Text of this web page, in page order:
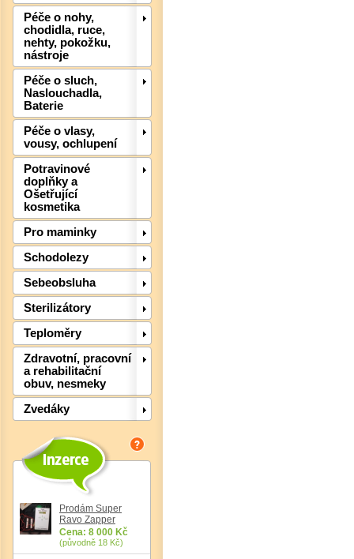
Péče o nohy,
chodidla, ruce,
nehty, pokožku,
nástroje
Péče o sluch,
Naslouchadla,
Baterie
Péče o vlasy,
vousy, ochlupení
Potravinové
doplňky a
Ošetřující
kosmetika
Pro maminky
Schodolezy
Sebeobsluha
Sterilizátory
Teploměry
Zdravotní, pracovní
a rehabilitační
obuv, nesmeky
Zvedáky
Prodám Super
Ravo Zapper
Cena: 8 000 Kč
(původně 18 Kč)